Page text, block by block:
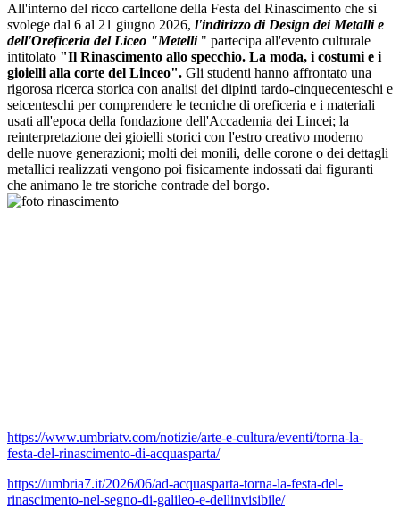
All'interno del ricco cartellone della Festa del Rinascimento che si
svolege dal 6 al 21 giugno 2026, l'indirizzo di Design dei Metalli e
dell'Oreficeria del Liceo "Metelli" partecipa all'evento culturale
intitolato "Il Rinascimento allo specchio. La moda, i costumi e i
gioielli alla corte del Linceo". Gli studenti hanno affrontato una
rigorosa ricerca storica con analisi dei dipinti tardo-cinquecenteschi e
seicenteschi per comprendere le tecniche di oreficeria e i materiali
usati all'epoca della fondazione dell'Accademia dei Lincei; la
reinterpretazione dei gioielli storici con l'estro creativo moderno
delle nuove generazioni; molti dei monili, delle corone o dei dettagli
metallici realizzati vengono poi fisicamente indossati dai figuranti
che animano le tre storiche contrade del borgo.
https://www.umbriatv.com/notizie/arte-e-cultura/eventi/torna-la-
festa-del-rinascimento-di-acquasparta/
https://umbria7.it/2026/06/ad-acquasparta-torna-la-festa-del-
rinascimento-nel-segno-di-galileo-e-dellinvisibile/